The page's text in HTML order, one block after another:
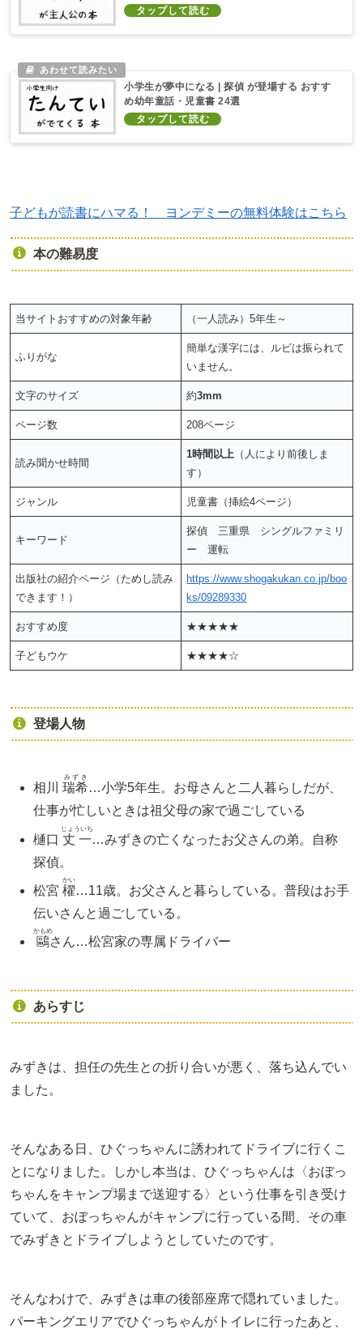
小学生が夢中になる | 探偵 が登場する おすす
め幼年童話・児童書 24選
子どもが読書にハマる！ ヨンデミーの無料体験はこちら
本の難易度
当サイトおすすめの対象年齢 （一人読み）5年生～
ふりがな
簡単な漢字には、ルビは振られて
いません。
文字のサイズ 約3mm
ページ数 208ページ
読み聞かせ時間
1時間以上 （人により前後しま
す）
ジャンル 児童書（挿絵4ページ）
キーワード
探偵 三重県 シングルファミリ
ー 運転
出版社の紹介ページ（ためし読み
できます！）
https://www.shogakukan.co.jp/boo
ks/09289330
おすすめ度 ★★★★★
子どもウケ ★★★★☆
登場人物
相川瑞希
みずき
…小学5年生。お母さんと二人暮らしだが、
仕事が忙しいときは祖父母の家で過ごしている
樋口丈一
じょういち
…みずきの亡くなったお父さんの弟。自称
探偵。
松宮櫂
かい
…11歳。お父さんと暮らしている。普段はお手
伝いさんと過ごしている。
鷗
かもめ
さん…松宮家の専属ドライバー
あらすじ
みずきは、担任の先生との折り合いが悪く、落ち込んでい
ました。
そんなある日、ひぐっちゃんに誘われてドライブに行くこ
とになりました。しかし本当は、ひぐっちゃんは〈おぼっ
ちゃんをキャンプ場まで送迎する〉という仕事を引き受け
ていて、おぼっちゃんがキャンプに行っている間、その車
でみずきとドライブしようとしていたのです。
そんなわけで、みずきは車の後部座席で隠れていました。
パーキングエリアでひぐっちゃんがトイレに行ったあと、